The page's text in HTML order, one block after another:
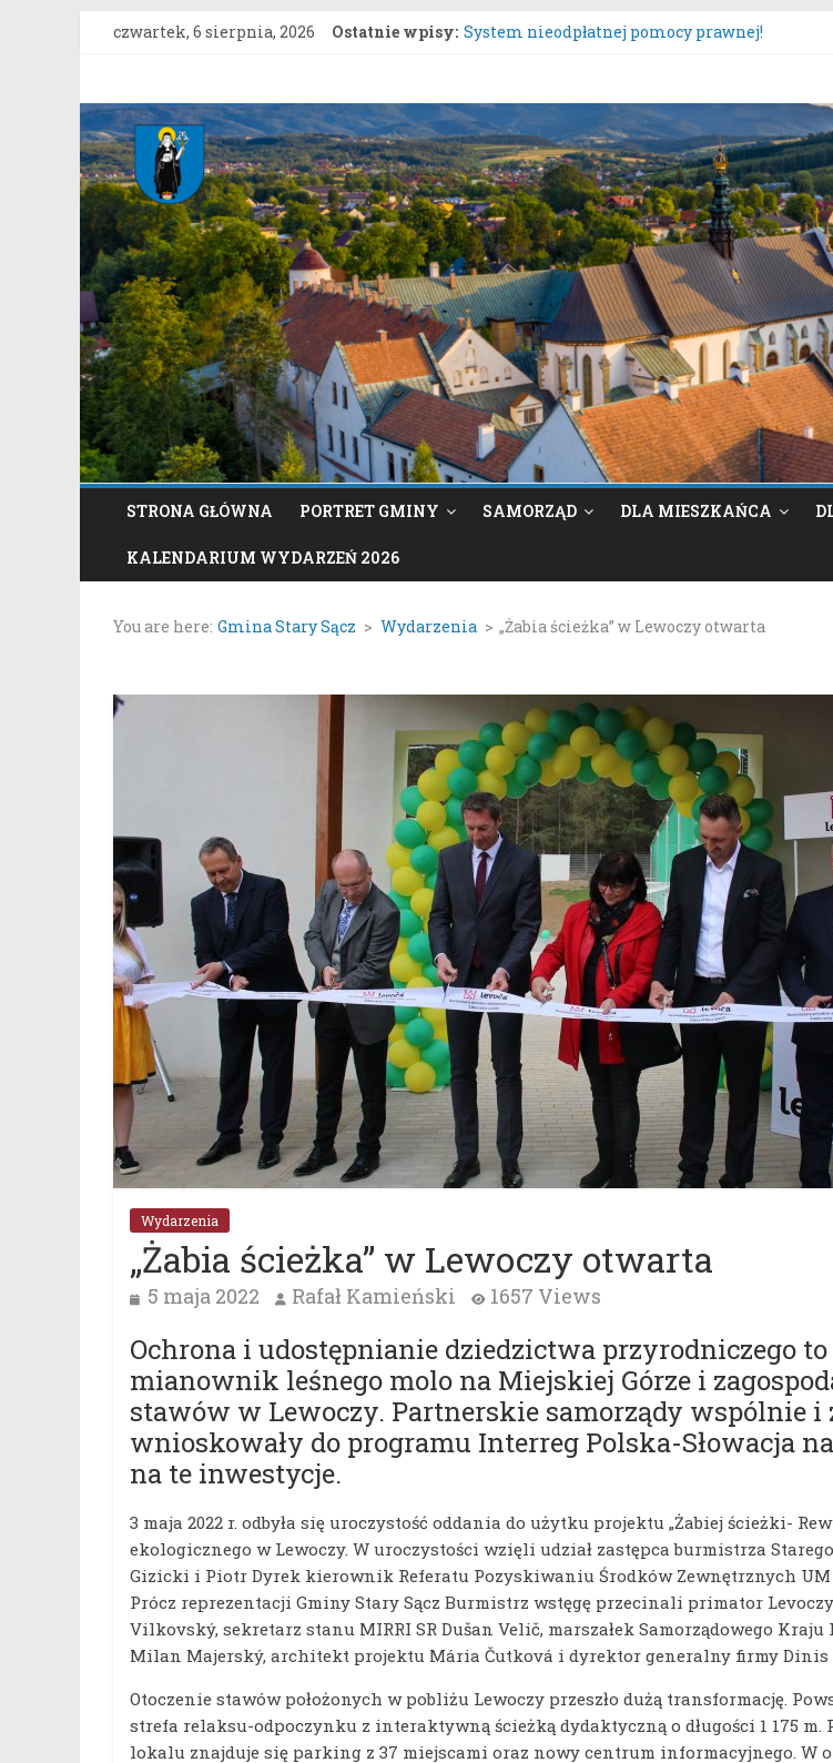
Przejdź
czwartek, 6 sierpnia, 2026 Ostatnie wpisy: System nieodpłatnej pomocy prawnej!
Konkurs „Moc Bukietów Matki Boskiej Zielnej”.
Rozpoczęcie konsultacji społecznych
Stary Sącz – Plan Nr 1A”.
Gmina
Stary
Sącz
Portal
samorządowy
Gminy
Stary
Sącz
STRONA GŁÓWNA PORTRET GMINY SAMORZĄD DLA MIESZKAŃCA
KALENDARIUM WYDARZEŃ 2026
You are here: Gmina Stary Sącz > Wydarzenia > „Żabia ścieżka” w Lewoczy otwarta
Wydarzenia
„Żabia ścieżka” w Lewoczy otwarta
5 maja 2022 Rafał Kamieński 1657 Views
Ochrona i udostępnianie dziedzictwa przyrodniczego
mianownik leśnego molo na Miejskiej Górze i
stawów w Lewoczy. Partnerskie samorządy wspólnie i
wnioskowały do programu Interreg Polska-Słowacja
na te inwestycje.
3 maja 2022 r. odbyła się uroczystość oddania do użytku projektu „Żabiej ścieżki-
ekologicznego w Lewoczy. W uroczystości wzięli udział zastępca burmistrza
Gizicki i Piotr Dyrek kierownik Referatu Pozyskiwaniu Środków Zewnętrznych UM
Prócz reprezentacji Gminy Stary Sącz Burmistrz wstęgę przecinali primator
Vilkovský, sekretarz stanu MIRRI SR Dušan Velič, marszałek Samorządowego Kraju
Milan Majerský, architekt projektu Mária Čutková i dyrektor generalny firmy Dinis
Otoczenie stawów położonych w pobliżu Lewoczy przeszło dużą transformację.
strefa relaksu-odpoczynku z interaktywną ścieżką dydaktyczną o długości 1 175 m.
lokalu znajduje się parking z 37 miejscami oraz nowy centrum informacyjnego. W